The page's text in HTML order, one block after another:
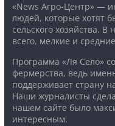
«News Агро-Центр» —
людей, которые хотят
сельского хозяйства.
всего, мелкие и
Программа «Ля Село»
фермерства, ведь
поддерживает страну
Наши журналисты
нашем сайте было
интересным.